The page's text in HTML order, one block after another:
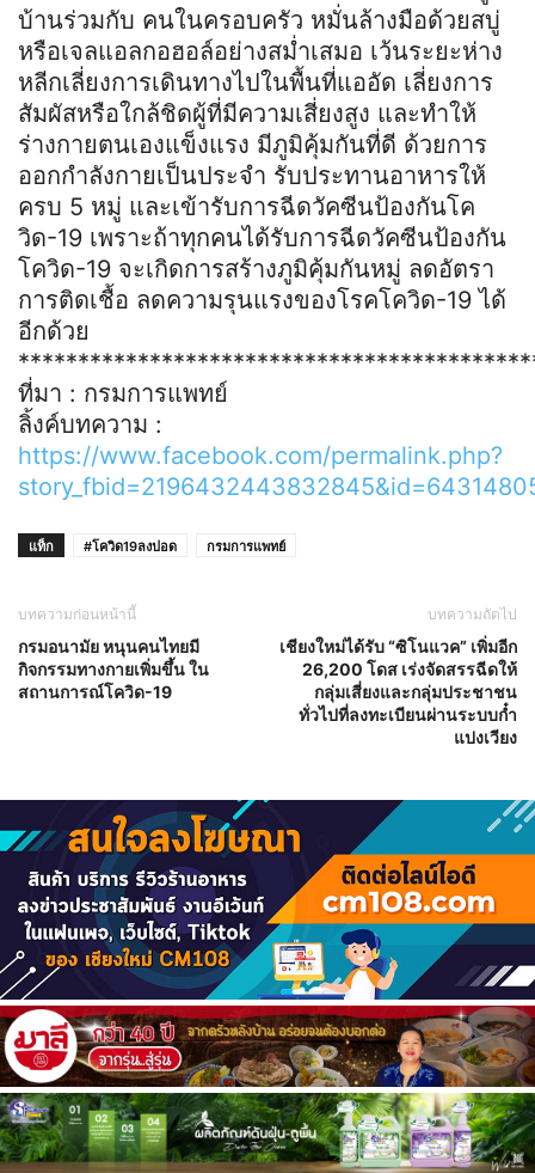
บ้านร่วมกับ คนในครอบครัว หมั่นล้างมือด้วยสบู่
หรือเจลแอลกอฮอล์อย่างสม่ำเสมอ เว้นระยะห่าง
หลีกเลี่ยงการเดินทางไปในพื้นที่แออัด เลี่ยงการ
สัมผัสหรือใกล้ชิดผู้ที่มีความเสี่ยงสูง และทำให้
ร่างกายตนเองแข็งแรง มีภูมิคุ้มกันที่ดี ด้วยการ
ออกกำลังกายเป็นประจำ รับประทานอาหารให้
ครบ 5 หมู่ และเข้ารับการฉีดวัคซีนป้องกันโค
วิด-19 เพราะถ้าทุกคนได้รับการฉีดวัคซีนป้องกัน
โควิด-19 จะเกิดการสร้างภูมิคุ้มกันหมู่ ลดอัตรา
การติดเชื้อ ลดความรุนแรงของโรคโควิด-19 ได้
อีกด้วย
ที่มา : กรมการแพทย์
ลิ้งค์บทความ :
https://www.facebook.com/permalink.php?
แท็ก #โควิด19ลงปอด กรมการแพทย์
บทความก่อนหน้านี้
กรมอนามัย หนุนคนไทยมี
กิจกรรมทางกายเพิ่มขึ้น ใน
สถานการณ์โควิด-19
บทความถัดไป
เชียงใหม่ได้รับ “ซิโนแวค” เพิ่มอีก
26,200 โดส เร่งจัดสรรฉีดให้
กลุ่มเสี่ยงและกลุ่มประชาชน
ทั่วไปที่ลงทะเบียนผ่านระบบก๋ำ
แปงเวียง